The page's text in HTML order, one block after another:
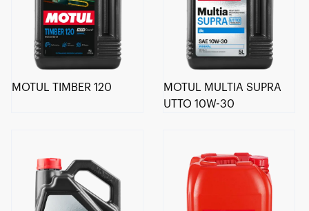
MOTUL TIMBER 120
MOTUL MULTIA SUPRA
UTTO 10W-30